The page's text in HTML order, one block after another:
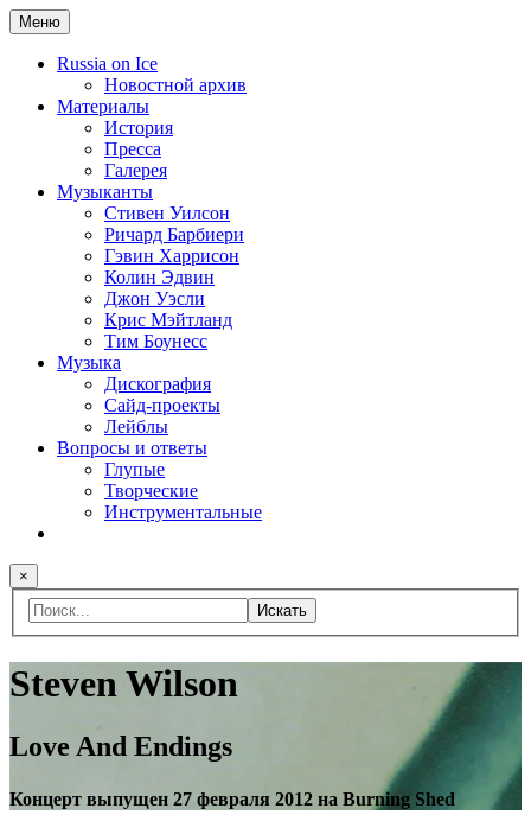
Меню
Russia on Ice
Новостной архив
Материалы
История
Пресса
Галерея
Музыканты
Стивен Уилсон
Ричард Барбиери
Гэвин Харрисон
Колин Эдвин
Джон Уэсли
Крис Мэйтланд
Тим Боунесс
Музыка
Дискография
Сайд-проекты
Лейблы
Вопросы и ответы
Глупые
Творческие
Инструментальные
×
Искать
Steven Wilson
Love And Endings
Концерт выпущен 27 февраля 2012 на Burning Shed